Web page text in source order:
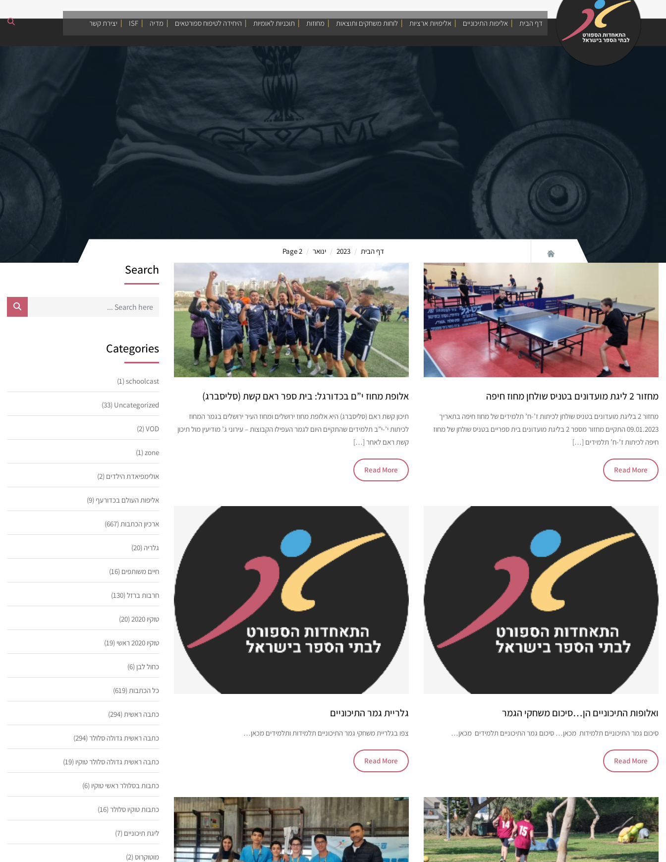
to
דף הבית אליפות התיכוניים אליפויות ארציות לוחות משחקים ותוצאות מחוזות תוכניות לאומיות היחידה לטיפוח ספורטאים מדיה ISF יצירת קשר
דף הבית 2023 ינואר Page 2
מחזור 2 ליגת מועדונים בטניס שולחן מחוז חיפה
מחזור 2 בליגת מועדונים בטניס שולחן לכיתות ז’-ח’ תלמידים של מחוז חיפה בתאריך
09.01.2023 התקיים מחזור מספר 2 בליגת מועדונים בית ספריים בטניס שולחן של מחוז
חיפה לכיתות ז’-ח’ תלמידים […]
Read More
אלופת מחוז י”ם בכדורגל: בית ספר ראם קשת (סליסברג)
תיכון קשת ראם (סליסברג) היא אלופת מחוז ירושלים ומחוז העיר ירושלים בגמר המחוז
לכיתות י’-י”ב תלמידים שהתקיים היום לגמר העפילו הקבוצות – עירוני ג’ מודיעין מול תיכון
קשת ראם לאחר […]
Read More
ואלופות התיכוניים הן…סיכום משחקי הגמר
סיכום גמר התיכוניים תלמידות מכאן… סיכום גמר התיכוניים תלמידים מכאן…
Read More
גלריית גמר התיכוניים
צפו בגלריית משחקי גמר התיכוניים תלמידות ותלמידים מכאן…
Read More
Search
Categories
schoolcast
(1)
Uncategorized
(33)
VOD
(2)
zone
(1)
אולימפיאדת הילדים (2)
אליפות העולם בכדורעף (9)
ארכיון הכתבות(667)
גלריה (20)
חיים משותפים (16)
חרבות ברזל(130)
טוקיו 2020 (20)
טוקיו 2020 ראשי (19)
כחול לבן (6)
כל הכתבות(619)
כתבה ראשית(294)
כתבה ראשית גדולה סלולר(294)
כתבה ראשית גדולה סלולר טוקיו (19)
כתבות בסלולר ראשי טוקיו (6)
כתבות טוקיו סלולר(16)
ליגת תיכוניים (7)
מוטוקרוס(2)